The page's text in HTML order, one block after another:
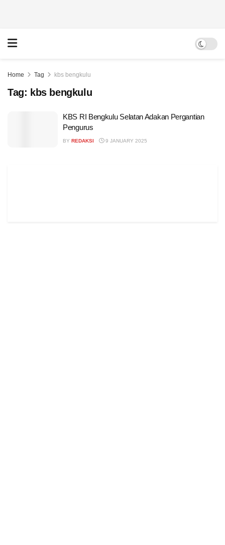
Home Tag kbs bengkulu
Tag: kbs bengkulu
KBS RI Bengkulu Selatan Adakan Pergantian
Pengurus
BY REDAKSI 9 JANUARY 2025